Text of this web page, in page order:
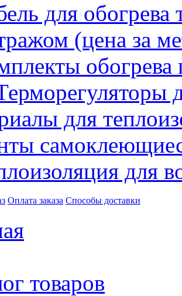
для обогрева
(цена за
обогрева
для
для
Оплата заказа Способы доставки
товаров